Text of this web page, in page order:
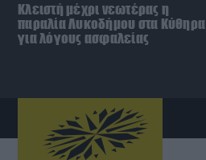
Κλειστή μέχρι νεωτέρας η
παραλία Λυκοδήμου στα Κύθηρα
για λόγους ασφαλείας